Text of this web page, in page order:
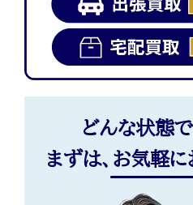
どんな状態
まずは、お気軽